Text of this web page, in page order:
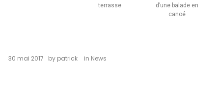
terrasse
d’une balade en
canoé
30 mai 2017 by patrick in News